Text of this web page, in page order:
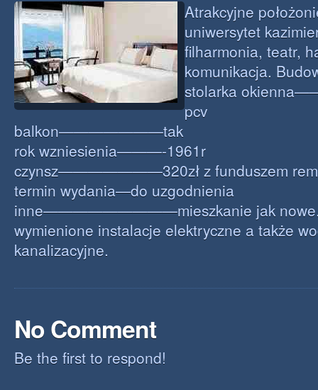
Atrakcyjne
uniwersytet
filharmonia, teatr,
komunikacja.
stolarka
pcv
balkon———————tak
rok wzniesienia———-1961r
czynsz———————320zł z funduszem
termin wydania—do uzgodnienia
inne—————————mieszkanie jak nowe.
wymienione instalacje elektryczne a także
kanalizacyjne.
No Comment
Be the first to respond!